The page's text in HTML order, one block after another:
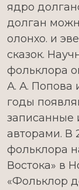
ядро
долган
олонхо. и
сказок.
фольклора
А. А. Попова
годы
записанные
авторами. В
фольклора
Востока» в
«Фольклор